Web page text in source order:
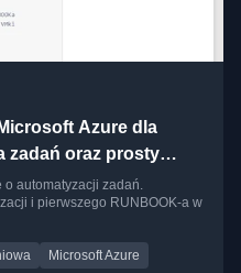
Azure dla
zadań oraz prosty
automatyzacji zadań.
i pierwszego RUNBOOK-a w
Microsoft Azure